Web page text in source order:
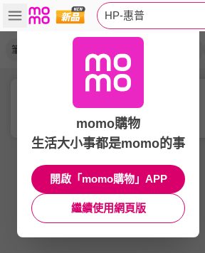
HP-惠普
筆電
momo購物
生活大小事都是momo的事
開啟「momo購物」APP
繼續使用網頁版